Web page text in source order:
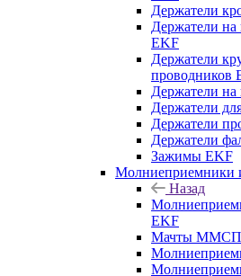
Держатели
Держатели на
EKF
Держатели
проводников
Держатели на
Держатели
Держатели
Держатели
Зажимы EKF
Молниеприемники
Назад
EKF
Мачты ММСП